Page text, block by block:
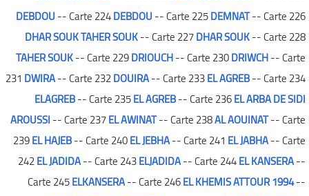
DEBDOU-- Carte 224DEBDOU-- Carte 225DEMNAT-- Carte 226
DHAR SOUK TAHER SOUK-- Carte 227DHAR SOUK-- Carte 228
TAHER SOUK-- Carte 229DRIOUCH-- Carte 230DRIWCH-- Carte
231 DWIRA-- Carte 232DOUIRA-- Carte 233EL AGREB-- Carte 234
ELAGREB-- Carte 235EL AGREB-- Carte 236EL ARBA DE SIDI
AROUSSI-- Carte 237EL AWINAT-- Carte 238AL AOUINAT-- Carte
239EL HAJEB-- Carte 240EL JEBHA-- Carte 241 EL JABHA-- Carte
242EL JADIDA-- Carte 243ELJADIDA-- Carte 244EL KANSERA--
Carte 245ELKANSERA-- Carte 246EL KHEMIS ATTOUR 1994--